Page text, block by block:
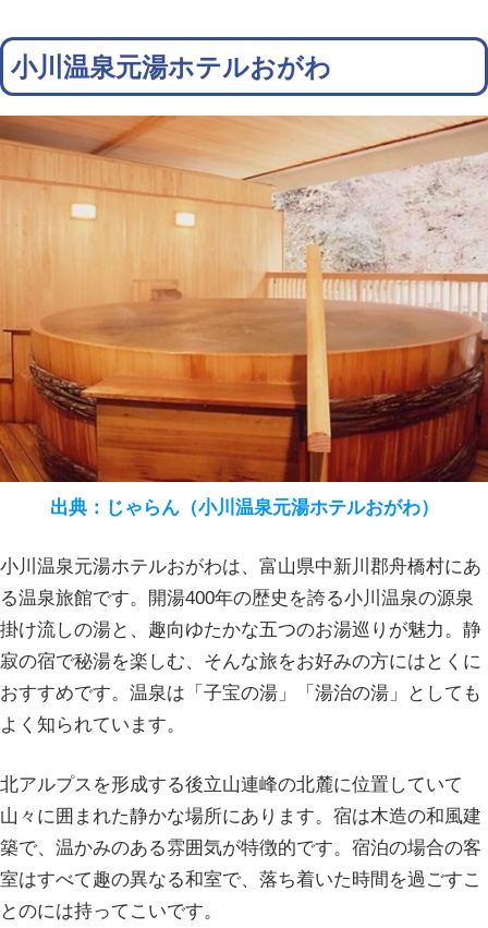
小川温泉元湯ホテルおがわ
出典：じゃらん（小川温泉元湯ホテルおがわ）
小川温泉元湯ホテルおがわは、富山県中新川郡舟橋村にあ
る温泉旅館です。開湯400年の歴史を誇る小川温泉の源泉
掛け流しの湯と、趣向ゆたかな五つのお湯巡りが魅力。静
寂の宿で秘湯を楽しむ、そんな旅をお好みの方にはとくに
おすすめです。温泉は「子宝の湯」「湯治の湯」としても
よく知られています。
北アルプスを形成する後立山連峰の北麓に位置していて
山々に囲まれた静かな場所にあります。宿は木造の和風建
築で、温かみのある雰囲気が特徴的です。宿泊の場合の客
室はすべて趣の異なる和室で、落ち着いた時間を過ごすこ
とのには持ってこいです。